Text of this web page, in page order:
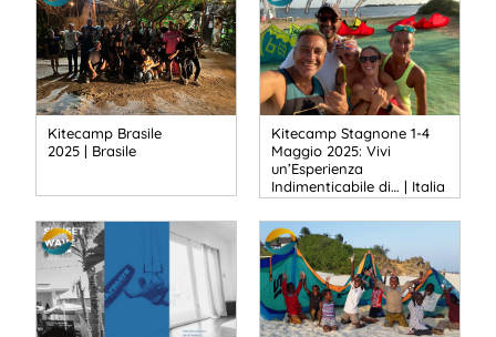
Kitecamp Brasile
2025 | Brasile
Kitecamp Stagnone 1-4
Maggio 2025: Vivi
un’Esperienza
Indimenticabile di… | Italia